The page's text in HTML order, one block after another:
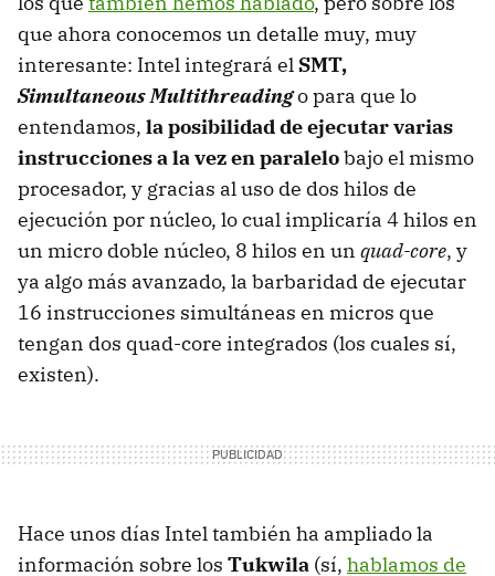
que ahora conocemos un detalle muy, muy
interesante: Intel integrará el SMT,
Simultaneous Multithreadingo para que lo
entendamos, la posibilidad de ejecutar varias
instrucciones a la vez en paralelobajo el mismo
procesador, y gracias al uso de dos hilos de
ejecución por núcleo, lo cual implicaría 4 hilos en
un micro doble núcleo, 8 hilos en un quad-core, y
ya algo más avanzado, la barbaridad de ejecutar
16 instrucciones simultáneas en micros que
tengan dos quad-core integrados (los cuales sí,
existen).
Hace unos días Intel también ha ampliado la
información sobre los Tukwila (sí, hablamos de